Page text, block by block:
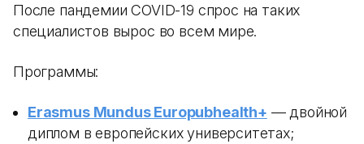
После пандемии COVID-19 спрос на таких
специалистов вырос во всем мире.
Программы:
Erasmus Mundus Europubhealth+ — двойной
диплом в европейских университетах;